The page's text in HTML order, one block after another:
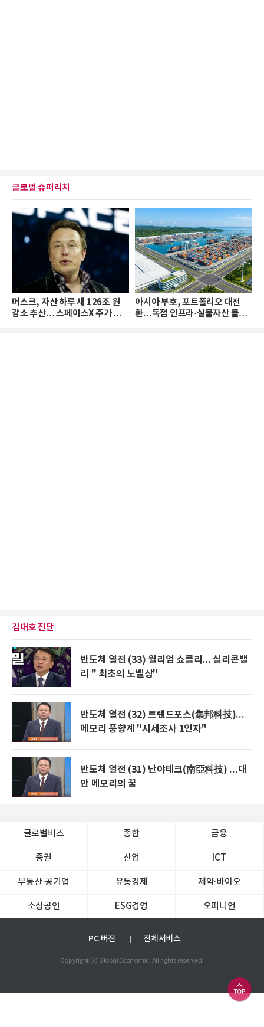
글로벌 슈퍼리치
머스크, 자산 하루 새 126조 원
감소 추산… 스페이스X 주가 하
아시아 부호, 포트폴리오 대전
환…독점 인프라·실물자산 몰린
김대호 진단
반도체 열전 (33) 윌리엄 쇼클리... 실리콘밸
리 " 최초의 노벨상"
반도체 열전 (32) 트렌드포스(集邦科技)...
메모리 풍향계 "시세조사 1인자"
반도체 열전 (31) 난야테크(南亞科技) ...대
만 메모리의 꿈
글로벌비즈 종합 금융
증권 산업 ICT
부동산·공기업 유통경제 제약∙바이오
소상공인 ESG경영 오피니언
PC 버전 전체서비스
Copyright (c) Global Economic. All rights reserved.